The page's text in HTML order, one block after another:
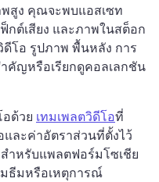
สูง คุณจะพบแอสเซท
ฟ็กต์เสียง และภาพในสต็อก
ดีโอ รูปภาพ พื้นหลัง การ
คัญหรือเรียกดูคอลเลกชัน
อด้วย เทมเพลตวิดีโอที่
และค่าอัตราส่วนที่ตั้งไว้
สำหรับแพลตฟอร์มโซเชีย
ธีมหรือเหตุการณ์